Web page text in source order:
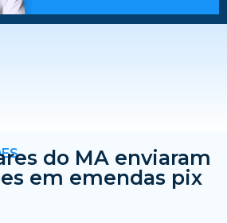
do MA enviaram
em emendas pix